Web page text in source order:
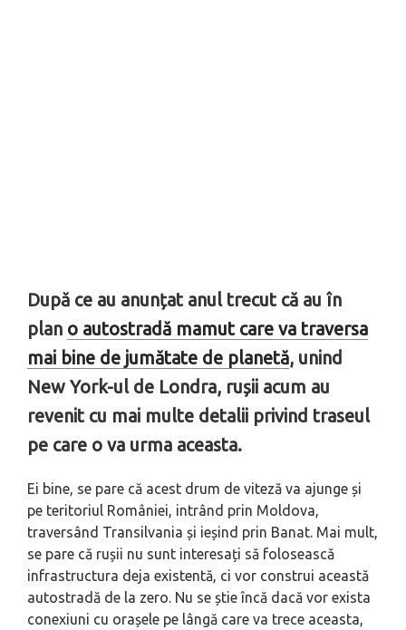
După ce au anunțat anul trecut că au în
plan o autostradă mamut care va traversa
mai bine de jumătate de planetă, unind
New York-ul de Londra, rușii acum au
revenit cu mai multe detalii privind traseul
pe care o va urma aceasta.
Ei bine, se pare că acest drum de viteză va ajunge și
pe teritoriul României, intrând prin Moldova,
traversând Transilvania și ieșind prin Banat. Mai mult,
se pare că rușii nu sunt interesați să folosească
infrastructura deja existentă, ci vor construi această
autostradă de la zero. Nu se știe încă dacă vor exista
conexiuni cu orașele pe lângă care va trece aceasta,